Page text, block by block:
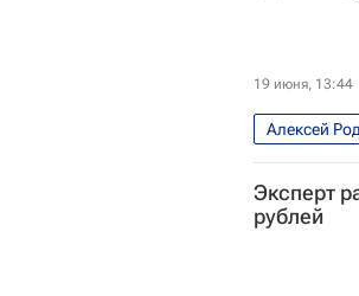
19 июня, 13:44
Алексей
Эксперт
рублей